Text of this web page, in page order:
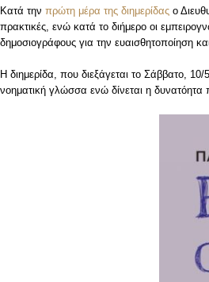
Κατά την πρώτη μέρα της διημερίδας ο
πρακτικές, ενώ κατά το διήμερο οι
δημοσιογράφους για την ευαισθητοποίηση
Η διημερίδα, που διεξάγεται το Σάββατο,
νοηματική γλώσσα ενώ δίνεται η